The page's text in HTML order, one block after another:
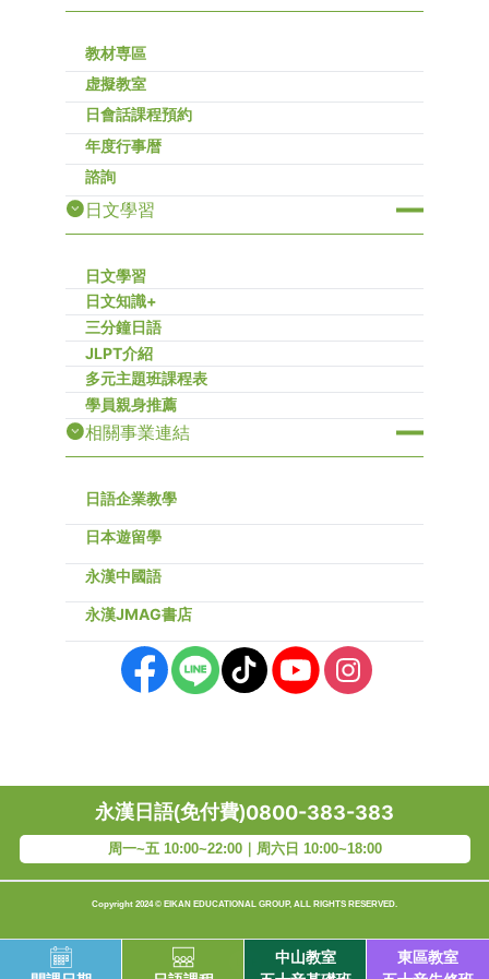
教材専區
虚擬教室
日會話課程預約
年度行事暦
諮詢
日文學習
日文學習
日文知識+
三分鐘日語
JLPT介紹
多元主題班課程表
學員親身推薦
相關事業連結
日語企業教學
日本遊留學
永漢中國語
永漢JMAG書店
永漢日語(免付費)0800-383-383
周一~五 10:00~22:00｜周六日 10:00~18:00
Copyright 2024 © EIKAN EDUCATIONAL GROUP, ALL RIGHTS RESERVED.
中山教室
東區教室